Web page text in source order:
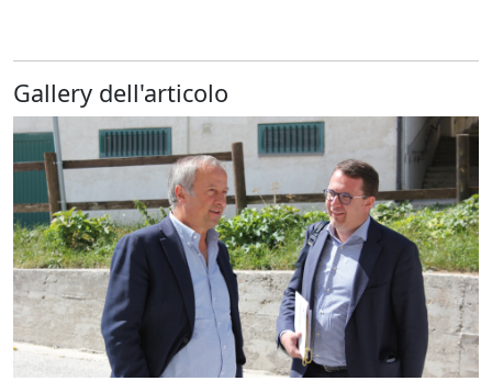
Gallery dell'articolo